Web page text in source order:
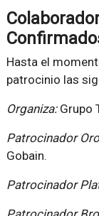
Hasta el
patrocinio las
Organiza:Grupo
Patrocinador
Gobain.
Patrocinador